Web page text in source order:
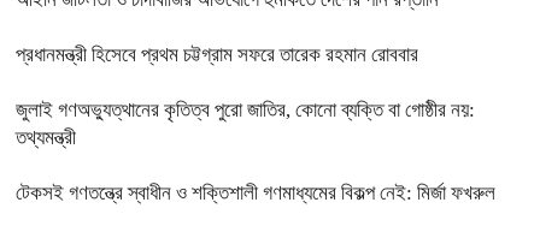
প্রধানমন্ত্রী হিসেবে প্রথম চট্টগ্রাম সফরে তারেক রহমান রোববার
জুলাই গণঅভ্যুত্থানের কৃতিত্ব পুরো জাতির, কোনো ব্যক্তি বা গোষ্ঠীর নয়:
তথ্যমন্ত্রী
টেকসই গণতন্ত্রে স্বাধীন ও শক্তিশালী গণমাধ্যমের বিকল্প নেই: মির্জা ফখরুল